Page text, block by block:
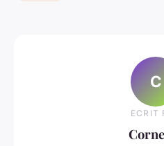
C
ECRIT